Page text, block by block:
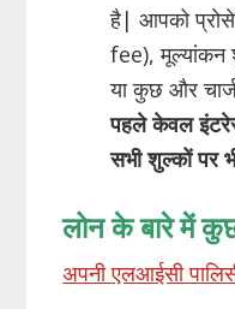
है| आपको
fee),
या कुछ और
पहले केवल
सभी शुल्कों पर
लोन के बारे में
अपनी एलआईसी